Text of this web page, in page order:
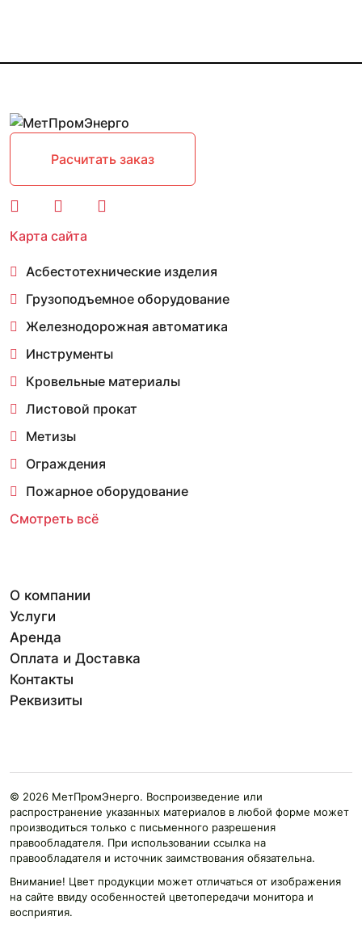
Расчитать заказ
Карта сайта
Асбестотехнические изделия
Грузоподъемное оборудование
Железнодорожная автоматика
Инструменты
Кровельные материалы
Листовой прокат
Метизы
Ограждения
Пожарное оборудование
Смотреть всё
О компании
Услуги
Аренда
Оплата и Доставка
Контакты
Реквизиты
© 2026 МетПромЭнерго. Воспроизведение или
распространение указанных материалов в любой форме может
производиться только с письменного разрешения
правообладателя. При использовании ссылка на
правообладателя и источник заимствования обязательна.
Внимание! Цвет продукции может отличаться от изображения
на сайте ввиду особенностей цветопередачи монитора и
восприятия.